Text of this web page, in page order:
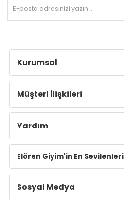
Kurumsal
Müşteri İlişkileri
Yardım
Elören Giyim'in En Sevilenleri
Sosyal Medya